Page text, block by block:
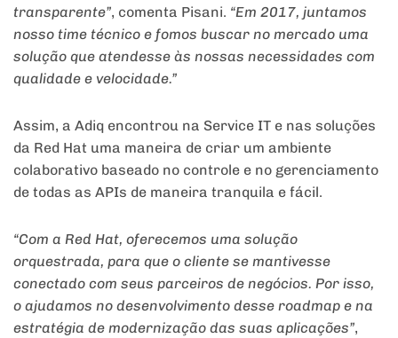
transparente”, comenta Pisani. “Em 2017, juntamos
nosso time técnico e fomos buscar no mercado uma
solução que atendesse às nossas necessidades com
qualidade e velocidade.”
Assim, a Adiq encontrou na Service IT e nas soluções
da Red Hat uma maneira de criar um ambiente
colaborativo baseado no controle e no gerenciamento
de todas as APIs de maneira tranquila e fácil.
“Com a Red Hat, oferecemos uma solução
orquestrada, para que o cliente se mantivesse
conectado com seus parceiros de negócios. Por isso,
o ajudamos no desenvolvimento desse roadmap e na
estratégia de modernização das suas aplicações”,